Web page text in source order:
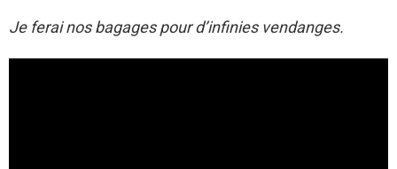
Je ferai nos bagages pour d’infinies vendanges.